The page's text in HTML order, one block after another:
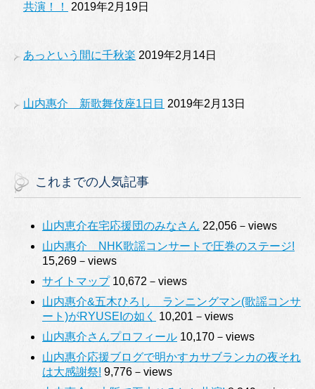
共演！！
2019年2月19日
あっという間に千秋楽 2019年2月14日
山内惠介 新歌舞伎座1日目 2019年2月13日
これまでの人気記事
山内恵介在宅応援団のみなさん 22,056－views
山内惠介 NHK歌謡コンサートで圧巻のステージ!
15,269－views
サイトマップ10,672－views
山内惠介&五木ひろし ランニングマン(歌謡コンサ
ート)がRYUSEIの如く
10,201－views
山内惠介さんプロフィール 10,170－views
山内惠介応援ブログで明かすカサブランカの夜それ
は大感謝祭! 9,776－views